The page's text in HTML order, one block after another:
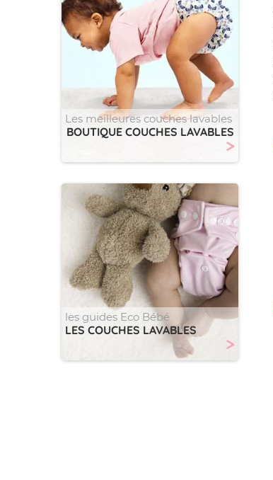
Les meilleures couches lavables
BOUTIQUE COUCHES LAVABLES
>
les guides Eco Bébé
LES COUCHES LAVABLES
>